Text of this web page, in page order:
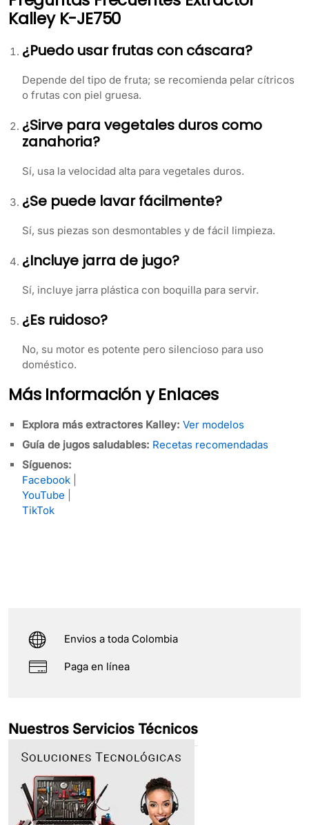
Kalley K-JE750
¿Puedo usar frutas con cáscara?
Depende del tipo de fruta; se recomienda pelar cítricos
o frutas con piel gruesa.
¿Sirve para vegetales duros como
zanahoria?
Sí, usa la velocidad alta para vegetales duros.
¿Se puede lavar fácilmente?
Sí, sus piezas son desmontables y de fácil limpieza.
¿Incluye jarra de jugo?
Sí, incluye jarra plástica con boquilla para servir.
¿Es ruidoso?
No, su motor es potente pero silencioso para uso
doméstico.
Más Información y Enlaces
Explora más extractores Kalley: Ver modelos
Guía de jugos saludables: Recetas recomendadas
Síguenos:
Facebook
YouTube
TikTok
Envios a toda Colombia
Paga en línea
Nuestros Servicios Técnicos